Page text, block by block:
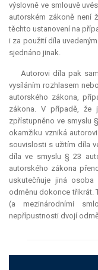
výslovně ve smlouvě
autorském zákoně není
těchto ustanovení na
i za použití díla
sjednáno jinak.
Autorovi díla pak
vysíláním rozhlasem
autorského zákona,
zákona. V případě, že
zpřístupněno ve smyslu
okamžiku vzniká
souvislosti s užitím díla
díla ve smyslu § 23
autorského zákona
uskutečňuje jiná
odměnu dokonce třikrát.
(a mezinárodními
nepřípustnosti dvojí